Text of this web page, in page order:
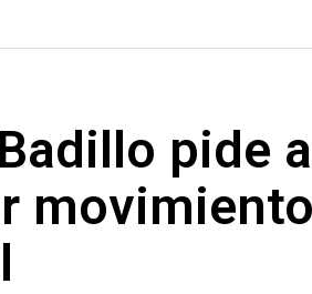
pide